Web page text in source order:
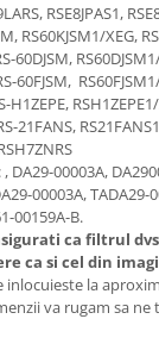
RSE8JPAS1,
RS60KJSM1/XEG,
60DJSM,
60FJSM,
H1ZEPE,
21FANS,
00003A,
00003A, TADA29-
00159A-B.
ca filtrul
ca si cel din
inlocuieste la
va rugam sa